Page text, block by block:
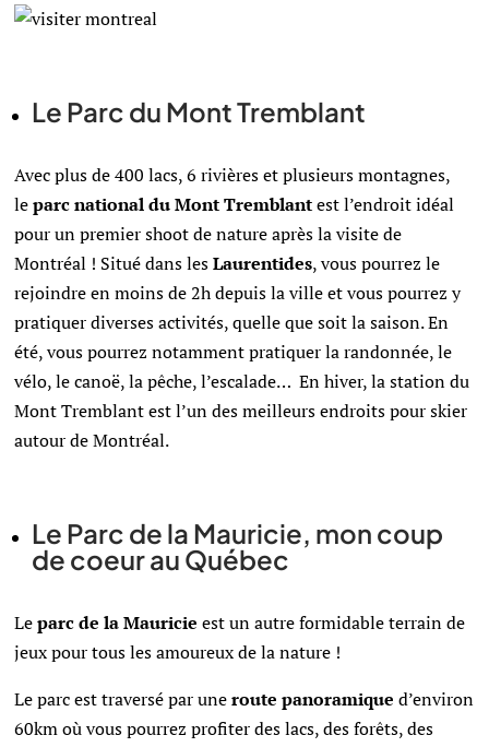
Le Parc du Mont Tremblant
Avec plus de 400 lacs, 6 rivières et plusieurs montagnes,
leparc national du Mont Tremblantest l’endroit idéal
pour un premier shoot de nature après la visite de
Montréal ! Situé dans lesLaurentides, vous pourrez le
rejoindre en moins de 2h depuis la ville et vous pourrez y
pratiquer diverses activités, quelle que soit la saison. En
été, vous pourrez notamment pratiquer la randonnée, le
vélo, le canoë, la pêche, l’escalade… En hiver, la station du
Mont Tremblant est l’un des meilleurs endroits pour skier
autour de Montréal.
Le Parc de la Mauricie, mon coup
de coeur au Québec
Leparc de la Mauricie est un autre formidable terrain de
jeux pour tous les amoureux de la nature !
Le parc est traversé par uneroute panoramique d’environ
60km où vous pourrez profiter des lacs, des forêts, des